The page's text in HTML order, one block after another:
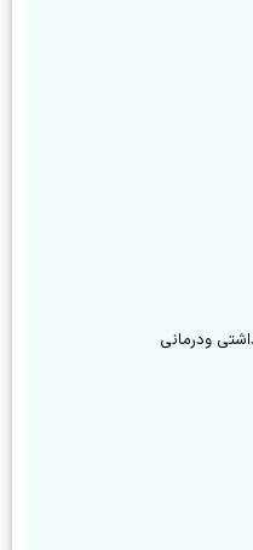
ودرمانی